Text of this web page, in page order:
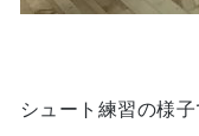
シュート練習の様子